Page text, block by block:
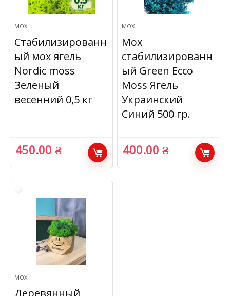
МОХ
Стабилизированн
ый мох ягель
Nordic moss
Зеленый
весенний 0,5 кг
450.00₴
МОХ
Мох
стабилизированн
ый Green Ecco
Moss Ягель
Украинский
Синий 500 гр.
400.00₴
МОХ
Деревянный